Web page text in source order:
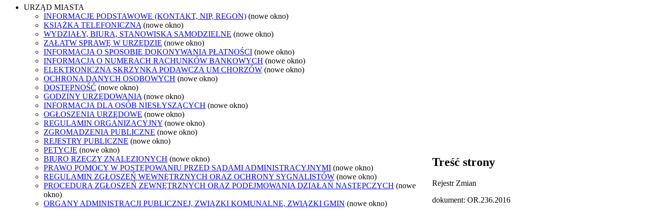
URZĄD MIASTA
INFORMACJE PODSTAWOWE (KONTAKT, NIP, REGON) (nowe okno)
KSIĄŻKA TELEFONICZNA (nowe okno)
WYDZIAŁY, BIURA, STANOWISKA SAMODZIELNE (nowe okno)
ZAŁATW SPRAWĘ W URZĘDZIE (nowe okno)
INFORMACJA O SPOSOBIE DOKONYWANIA PŁATNOŚCI (nowe okno)
INFORMACJA O NUMERACH RACHUNKÓW BANKOWYCH (nowe okno)
ELEKTRONICZNA SKRZYNKA PODAWCZA UM CHORZÓW (nowe okno)
OCHRONA DANYCH OSOBOWYCH (nowe okno)
DOSTĘPNOŚĆ (nowe okno)
GODZINY URZĘDOWANIA (nowe okno)
INFORMACJA DLA OSÓB NIESŁYSZĄCYCH (nowe okno)
OGŁOSZENIA URZĘDOWE (nowe okno)
REGULAMIN ORGANIZACYJNY (nowe okno)
ZGROMADZENIA PUBLICZNE (nowe okno)
REJESTRY PUBLICZNE (nowe okno)
PETYCJE (nowe okno)
BIURO RZECZY ZNALEZIONYCH (nowe okno)
PRAWO POMOCY W POSTĘPOWANIU PRZED SĄDAMI ADMINISTRACYJNYMI (nowe okno)
REGULAMIN ZGŁOSZEŃ WEWNĘTRZNYCH ORAZ OCHRONY SYGNALISTÓW (nowe okno)
PROCEDURA ZGŁOSZEŃ ZEWNĘTRZNYCH ORAZ PODEJMOWANIA DZIAŁAŃ NASTĘPCZYCH (nowe
okno)
ORGANY ADMINISTRACJI PUBLICZNEJ, ZWIĄZKI KOMUNALNE, ZWIĄZKI GMIN (nowe okno)
Treść strony
Rejestr Zmian
dokument: OR.236.2016